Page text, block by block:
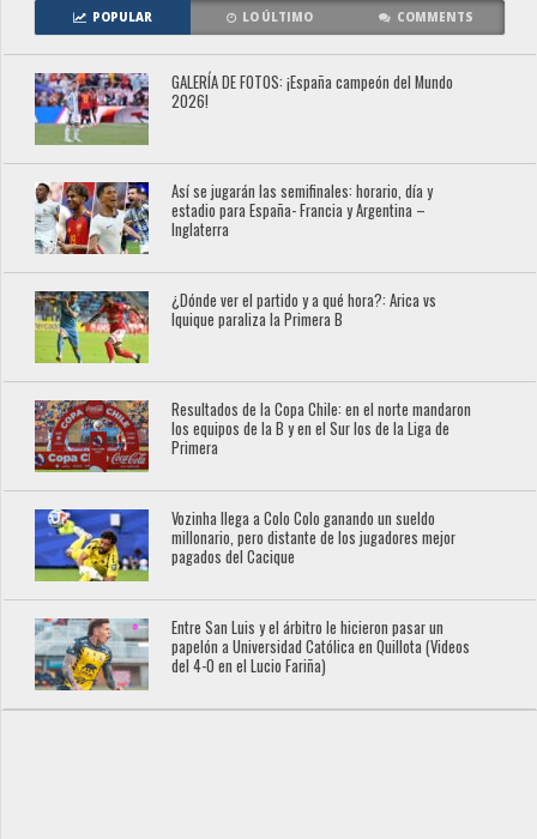
POPULAR LO ÚLTIMO COMMENTS
GALERÍA DE FOTOS: ¡España campeón del Mundo
2026!
Así se jugarán las semifinales: horario, día y
estadio para España- Francia y Argentina –
Inglaterra
¿Dónde ver el partido y a qué hora?: Arica vs
Iquique paraliza la Primera B
Resultados de la Copa Chile: en el norte mandaron
los equipos de la B y en el Sur los de la Liga de
Primera
Vozinha llega a Colo Colo ganando un sueldo
millonario, pero distante de los jugadores mejor
pagados del Cacique
Entre San Luis y el árbitro le hicieron pasar un
papelón a Universidad Católica en Quillota (Videos
del 4-0 en el Lucio Fariña)